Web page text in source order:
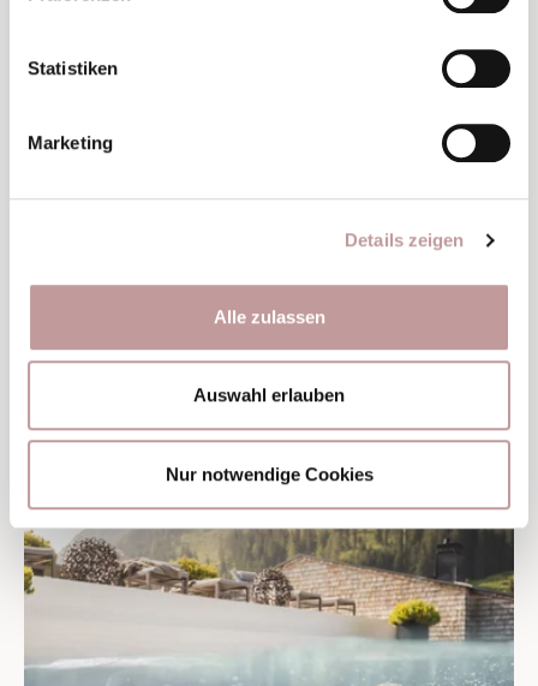
Statistiken
Marketing
Details zeigen
Alle zulassen
Auswahl erlauben
Nur notwendige Cookies
hinunter in glasklare Pools – inklusive Abseilaction und
ZU DEN AUSFLUGSZIELEN
Sommerurlaub im